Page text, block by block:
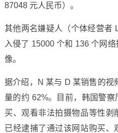
87048 元人民币）。
其他两名嫌疑人（个体经营者
入侵了 15000 个和 136 个网
像。
据介绍，N 某与 D 某销售的视
量的约 62%。目前，韩国警
买、观看非法拍摄物品等性
已经逮捕了通过该网站购买